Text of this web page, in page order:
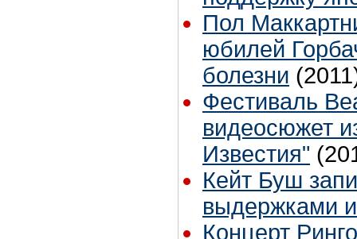
Пол
юбилей
болезни
Фестиваль
видеосюжет
Известия"
Кейт Буш
выдержками
Концерт